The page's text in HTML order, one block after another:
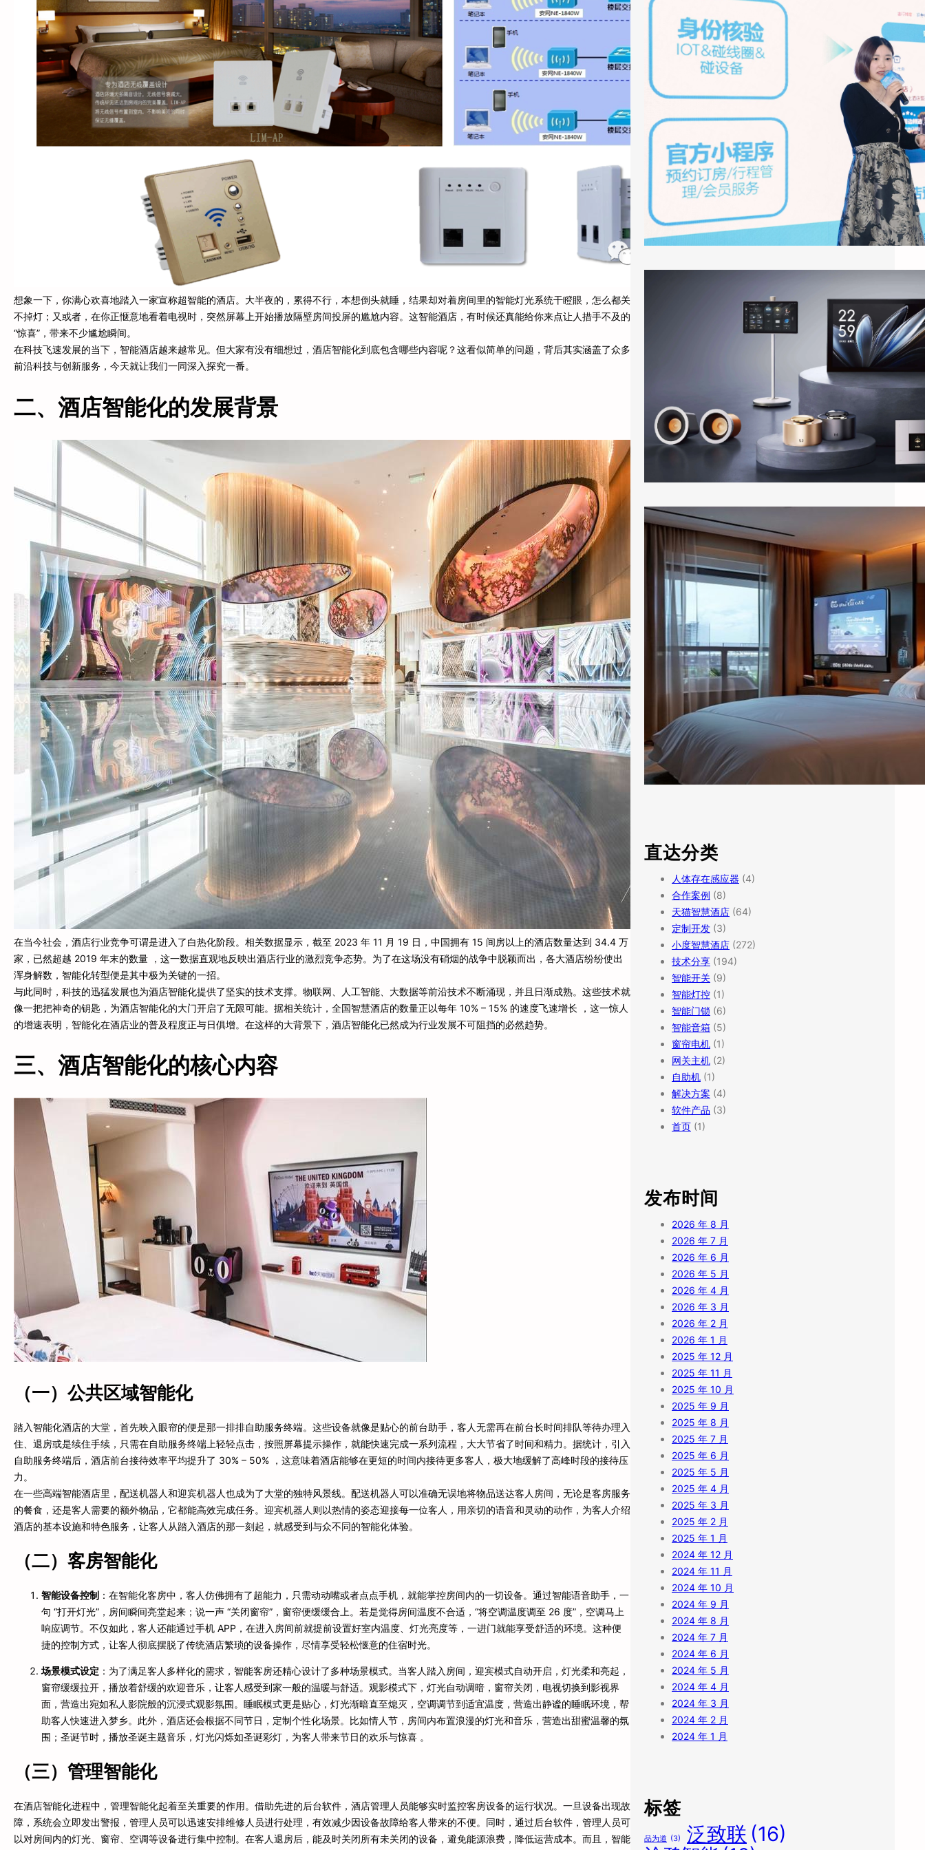
想象一下，你满心欢喜地踏入一家宣称超智能的酒店。大半夜的，累得不行，本想倒头就睡，结果却对着房间里的智能灯光系统干瞪眼，怎么都关
不掉灯；又或者，在你正惬意地看着电视时，突然屏幕上开始播放隔壁房间投屏的尴尬内容。这智能酒店，有时候还真能给你来点让人措手不及的
“惊喜”，带来不少尴尬瞬间。
在科技飞速发展的当下，智能酒店越来越常见。但大家有没有细想过，酒店智能化到底包含哪些内容呢？这看似简单的问题，背后其实涵盖了众多
前沿科技与创新服务，今天就让我们一同深入探究一番。
二、酒店智能化的发展背景
在当今社会，酒店行业竞争可谓是进入了白热化阶段。相关数据显示，截至 2023 年 11 月 19 日，中国拥有 15 间房以上的酒店数量达到 34.4 万
家，已然超越 2019 年末的数量 ，这一数据直观地反映出酒店行业的激烈竞争态势。为了在这场没有硝烟的战争中脱颖而出，各大酒店纷纷使出
浑身解数，智能化转型便是其中极为关键的一招。
与此同时，科技的迅猛发展也为酒店智能化提供了坚实的技术支撑。物联网、人工智能、大数据等前沿技术不断涌现，并且日渐成熟。这些技术就
像一把把神奇的钥匙，为酒店智能化的大门开启了无限可能。据相关统计，全国智慧酒店的数量正以每年 10% – 15% 的速度飞速增长 ，这一惊人
的增速表明，智能化在酒店业的普及程度正与日俱增。在这样的大背景下，酒店智能化已然成为行业发展不可阻挡的必然趋势。
三、酒店智能化的核心内容
（一）公共区域智能化
踏入智能化酒店的大堂，首先映入眼帘的便是那一排排自助服务终端。这些设备就像是贴心的前台助手，客人无需再在前台长时间排队等待办理入
住、退房或是续住手续，只需在自助服务终端上轻轻点击，按照屏幕提示操作，就能快速完成一系列流程，大大节省了时间和精力。据统计，引入
自助服务终端后，酒店前台接待效率平均提升了 30% – 50% ，这意味着酒店能够在更短的时间内接待更多客人，极大地缓解了高峰时段的接待压
力。
在一些高端智能酒店里，配送机器人和迎宾机器人也成为了大堂的独特风景线。配送机器人可以准确无误地将物品送达客人房间，无论是客房服务
的餐食，还是客人需要的额外物品，它都能高效完成任务。迎宾机器人则以热情的姿态迎接每一位客人，用亲切的语音和灵动的动作，为客人介绍
酒店的基本设施和特色服务，让客人从踏入酒店的那一刻起，就感受到与众不同的智能化体验。
（二）客房智能化
智能设备控制 ：在智能化客房中，客人仿佛拥有了超能力，只需动动嘴或者点点手机，就能掌控房间内的一切设备。通过智能语音助手，一
句 “打开灯光”，房间瞬间亮堂起来；说一声 “关闭窗帘”，窗帘便缓缓合上。若是觉得房间温度不合适，“将空调温度调至 26 度”，空调马上
响应调节。不仅如此，客人还能通过手机 APP，在进入房间前就提前设置好室内温度、灯光亮度等，一进门就能享受舒适的环境。这种便
捷的控制方式，让客人彻底摆脱了传统酒店繁琐的设备操作，尽情享受轻松惬意的住宿时光。
场景模式设定 ：为了满足客人多样化的需求，智能客房还精心设计了多种场景模式。当客人踏入房间，迎宾模式自动开启，灯光柔和亮起，
窗帘缓缓拉开，播放着舒缓的欢迎音乐，让客人感受到家一般的温暖与舒适。观影模式下，灯光自动调暗，窗帘关闭，电视切换到影视界
面，营造出宛如私人影院般的沉浸式观影氛围。睡眠模式更是贴心，灯光渐暗直至熄灭，空调调节到适宜温度，营造出静谧的睡眠环境，帮
助客人快速进入梦乡。此外，酒店还会根据不同节日，定制个性化场景。比如情人节，房间内布置浪漫的灯光和音乐，营造出甜蜜温馨的氛
围；圣诞节时，播放圣诞主题音乐，灯光闪烁如圣诞彩灯，为客人带来节日的欢乐与惊喜 。
（三）管理智能化
在酒店智能化进程中，管理智能化起着至关重要的作用。借助先进的后台软件，酒店管理人员能够实时监控客房设备的运行状况。一旦设备出现故
障，系统会立即发出警报，管理人员可以迅速安排维修人员进行处理，有效减少因设备故障给客人带来的不便。同时，通过后台软件，管理人员可
以对房间内的灯光、窗帘、空调等设备进行集中控制。在客人退房后，能及时关闭所有未关闭的设备，避免能源浪费，降低运营成本。而且，智能
2026年3月底，上海国际酒店展E7馆，一场
关于酒店业未来形态的集中展示引发了行业广
泛关注。天猫精灵未来酒店联…
进入酒店客房，客人对着床头柜上的智能音箱
出差住酒店，晚上回到房间，打开电视，50
个频道翻了一遍，最后还是掏出手机看短视
频。这是大多数商务客人的日常。 …
直达分类
人体存在感应器 (4)
合作案例 (8)
天猫智慧酒店 (64)
定制开发 (3)
小度智慧酒店 (272)
技术分享 (194)
智能开关 (9)
智能灯控 (1)
智能门锁 (6)
智能音箱 (5)
窗帘电机 (1)
网关主机 (2)
自助机 (1)
解决方案 (4)
软件产品 (3)
首页 (1)
发布时间
2026 年 8 月
2026 年 7 月
2026 年 6 月
2026 年 5 月
2026 年 4 月
2026 年 3 月
2026 年 2 月
2026 年 1 月
2025 年 12 月
2025 年 11 月
2025 年 10 月
2025 年 9 月
2025 年 8 月
2025 年 7 月
2025 年 6 月
2025 年 5 月
2025 年 4 月
2025 年 3 月
2025 年 2 月
2025 年 1 月
2024 年 12 月
2024 年 11 月
2024 年 10 月
2024 年 9 月
2024 年 8 月
2024 年 7 月
2024 年 6 月
2024 年 5 月
2024 年 4 月
2024 年 3 月
2024 年 2 月
2024 年 1 月
标签
品为道 (3) 泛致联 (16)